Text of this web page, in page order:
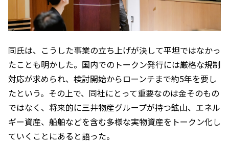
同氏は、こうした事業の立ち上げが決して平坦ではなかっ
たことも明かした。国内でのトークン発行には厳格な規制
対応が求められ、検討開始からローンチまで約5年を要し
たという。その上で、同社にとって重要なのは金そのもの
ではなく、将来的に三井物産グループが持つ鉱山、エネル
ギー資産、船舶などを含む多様な実物資産をトークン化し
ていくことにあると語った。